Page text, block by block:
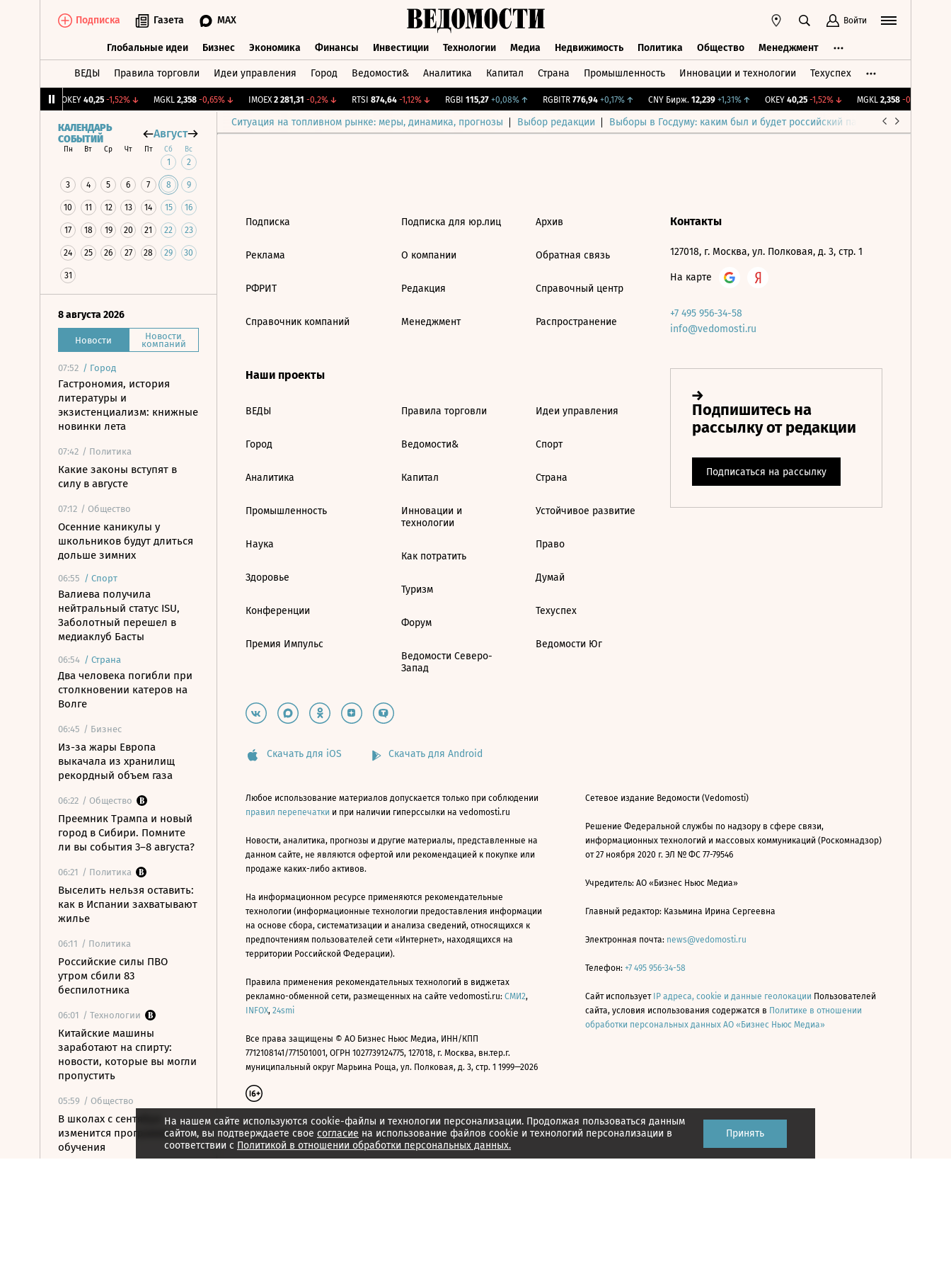
Подписка Газета MAX Войти
Глобальные идеи Бизнес Экономика Финансы Инвестиции Технологии Медиа Недвижимость Политика Общество Менеджмент
ВЕДЫ Правила торговли Идеи управления Город Ведомости& Аналитика Капитал Страна Промышленность Инновации и технологии Техуспех
OKEY 40,25 -1,52%↓ MGKL 2,358 -0,65%↓ IMOEX 2 281,31 -0,2%↓ RTSI 874,64 -1,12%↓ RGBI 115,27 +0,08%↑ RGBITR 776,94 +0,17%↑ CNY Бирж. 12,239 +1,31%↑ OKEY 40,25 -1,52%↓ MGKL 2,358 -0,65%
Ситуация на топливном рынке: меры, динамика, прогнозы Выбор редакции Выборы в Госдуму: каким был и будет российский парламент
КАЛЕНДАРЬ
СОБЫТИЙ
Август
Пн Вт Ср Чт Пт Сб Вс
1 2
3 4 5 6 7 8 9
10 11 12 13 14 15 16
17 18 19 20 21 22 23
24 25 26 27 28 29 30
31
8 августа 2026
Новости Новости
компаний
07:52 / Город
Гастрономия, история
литературы и
экзистенциализм: книжные
новинки лета
07:42 / Политика
Какие законы вступят в
силу в августе
07:12 / Общество
Осенние каникулы у
школьников будут длиться
дольше зимних
06:55 / Спорт
Валиева получила
нейтральный статус ISU,
Заболотный перешел в
медиаклуб Басты
06:54 / Страна
Два человека погибли при
столкновении катеров на
Волге
06:45 / Бизнес
Из-за жары Европа
выкачала из хранилищ
рекордный объем газа
06:22 / Общество
Преемник Трампа и новый
город в Сибири. Помните
ли вы события 3–8 августа?
06:21 / Политика
Выселить нельзя оставить:
как в Испании захватывают
жилье
06:11 / Политика
Российские силы ПВО
утром сбили 83
беспилотника
06:01 / Технологии
Китайские машины
заработают на спирту:
новости, которые вы могли
пропустить
05:59 / Общество
В школах с сентября
изменится программа
обучения
На нашем сайте используются cookie-файлы и технологии персонализации. Продолжая пользоваться данным
сайтом, вы подтверждаете свое согласие на использование файлов cookie и технологий персонализации в
соответствии с Политикой в отношении обработки персональных данных.
Принять
Подписка
Реклама
РФРИТ
Справочник компаний
Подписка для юр.лиц
О компании
Редакция
Менеджмент
Архив
Обратная связь
Справочный центр
Распространение
Наши проекты
ВЕДЫ
Город
Аналитика
Промышленность
Наука
Здоровье
Конференции
Премия Импульс
Правила торговли
Ведомости&
Капитал
Инновации и
технологии
Как потратить
Туризм
Форум
Ведомости Северо-
Запад
Идеи управления
Спорт
Страна
Устойчивое развитие
Право
Думай
Техуспех
Ведомости Юг
Контакты
127018, г. Москва, ул. Полковая, д. 3, стр. 1
На карте
+7 495 956-34-58
info@vedomosti.ru
Скачать для iOS Скачать для Android
Любое использование материалов допускается только при соблюдении
правил перепечатки и при наличии гиперссылки на vedomosti.ru
Новости, аналитика, прогнозы и другие материалы, представленные на
данном сайте, не являются офертой или рекомендацией к покупке или
продаже каких-либо активов.
На информационном ресурсе применяются рекомендательные
технологии (информационные технологии предоставления информации
на основе сбора, систематизации и анализа сведений, относящихся к
предпочтениям пользователей сети «Интернет», находящихся на
территории Российской Федерации).
Правила применения рекомендательных технологий в виджетах
рекламно-обменной сети, размещенных на сайте vedomosti.ru: СМИ2,
INFOX, 24smi
Все права защищены © АО Бизнес Ньюс Медиа, ИНН/КПП
7712108141/771501001, ОГРН 1027739124775, 127018, г. Москва, вн.тер.г.
муниципальный округ Марьина Роща, ул. Полковая, д. 3, стр. 1 1999—2026
Сетевое издание Ведомости (Vedomosti)
Решение Федеральной службы по надзору в сфере связи,
информационных технологий и массовых коммуникаций (Роскомнадзор)
от 27 ноября 2020 г. ЭЛ № ФС 77-79546
Учредитель: АО «Бизнес Ньюс Медиа»
Главный редактор: Казьмина Ирина Сергеевна
Электронная почта: news@vedomosti.ru
Телефон: +7 495 956-34-58
Сайт использует IP адреса, cookie и данные геолокации Пользователей
сайта, условия использования содержатся в Политике в отношении
обработки персональных данных АО «Бизнес Ньюс Медиа»